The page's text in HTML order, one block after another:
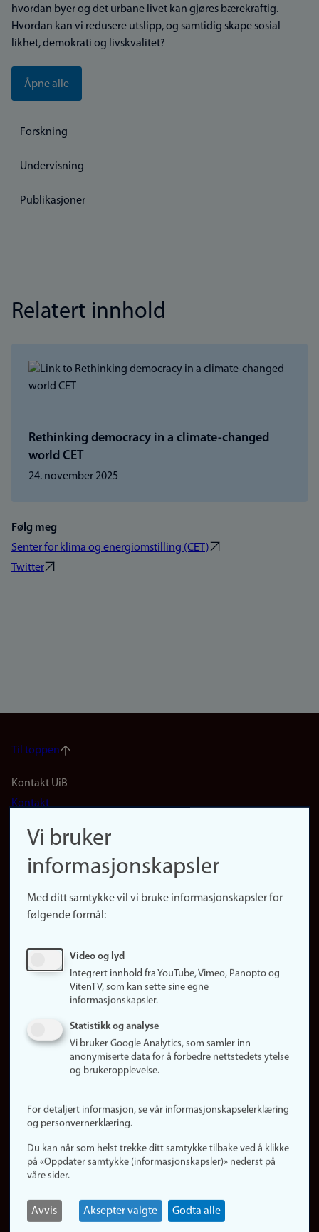
hvordan byer og det urbane livet kan gjøres bærekraftig.
Hvordan kan vi redusere utslipp, og samtidig skape sosial
likhet, demokrati og livskvalitet?
Åpne alle
Forskning
Undervisning
Publikasjoner
Relatert innhold
Rethinking democracy in a climate-changed
world CET
24. november 2025
Følg meg
Senter for klima og energiomstilling (CET)
Twitter
Til toppen
Footer
(no)
Kontakt UiB
Kontakt
Finn forsker
Presse
Finn studier
Ledige stillinger
Om nettstedet
Informasjonskapsler
Personvern
Logg inn
Rediger din ansattside
Vi bruker
informasjonskapsler
Med ditt samtykke vil vi bruke informasjonskapsler for
følgende formål:
Video og lyd
Integrert innhold fra YouTube, Vimeo, Panopto og
VitenTV, som kan sette sine egne
informasjonskapsler.
Statistikk og analyse
Vi bruker Google Analytics, som samler inn
anonymiserte data for å forbedre nettstedets ytelse
og brukeropplevelse.
For detaljert informasjon, se vår informasjonskapselerklæring
og personvernerklæring.
Du kan når som helst trekke ditt samtykke tilbake ved å klikke
på «Oppdater samtykke (informasjonskapsler)» nederst på
våre sider.
Avvis Aksepter valgte Godta alle